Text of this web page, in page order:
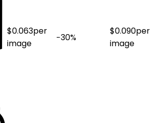
$0.063per
image
−30%
$0.090per
image